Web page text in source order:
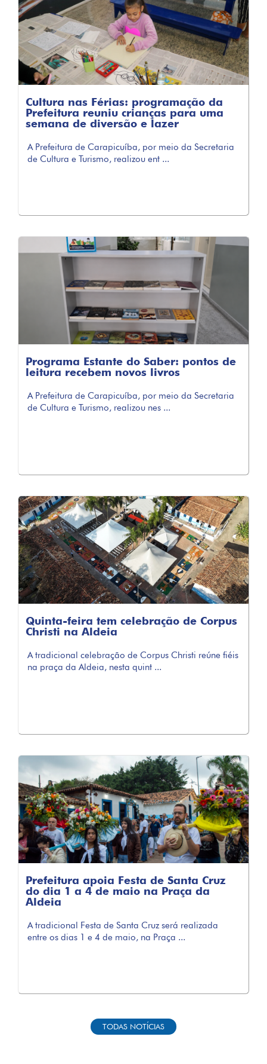
Cultura nas Férias: programação da
Prefeitura reuniu crianças para uma
semana de diversão e lazer
A Prefeitura de Carapicuíba, por meio da Secretaria
de Cultura e Turismo, realizou ent ...
Programa Estante do Saber: pontos de
leitura recebem novos livros
A Prefeitura de Carapicuíba, por meio da Secretaria
de Cultura e Turismo, realizou nes ...
Quinta-feira tem celebração de Corpus
Christi na Aldeia
A tradicional celebração de Corpus Christi reúne fiéis
na praça da Aldeia, nesta quint ...
Prefeitura apoia Festa de Santa Cruz
do dia 1 a 4 de maio na Praça da
Aldeia
A tradicional Festa de Santa Cruz será realizada
entre os dias 1 e 4 de maio, na Praça ...
TODAS NOTÍCIAS